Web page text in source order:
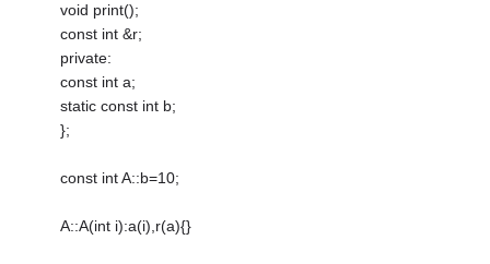
void print();
const int &r;
private:
const int a;
static const int b;
};
const int A::b=10;
A::A(int i):a(i),r(a){}